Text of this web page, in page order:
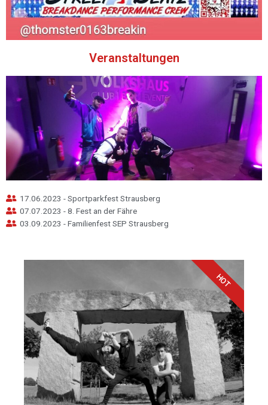
Veranstaltungen
17.06.2023 - Sportparkfest Strausberg
07.07.2023 - 8. Fest an der Fähre
03.09.2023 - Familienfest SEP Strausberg
HOT